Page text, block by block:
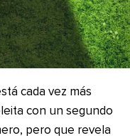
cada vez más
con un segundo
pero que revela